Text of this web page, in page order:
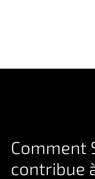
Comment
contribue